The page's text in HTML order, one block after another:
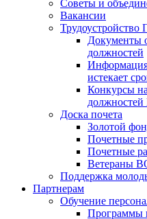
Советы и
Вакансии
Документы
должностей
Информация
истекает
Конкурсы
Доска почета
Золотой
Почетные
Почетные
Ветераны
Поддержка
Партнерам
Обучение
Программы